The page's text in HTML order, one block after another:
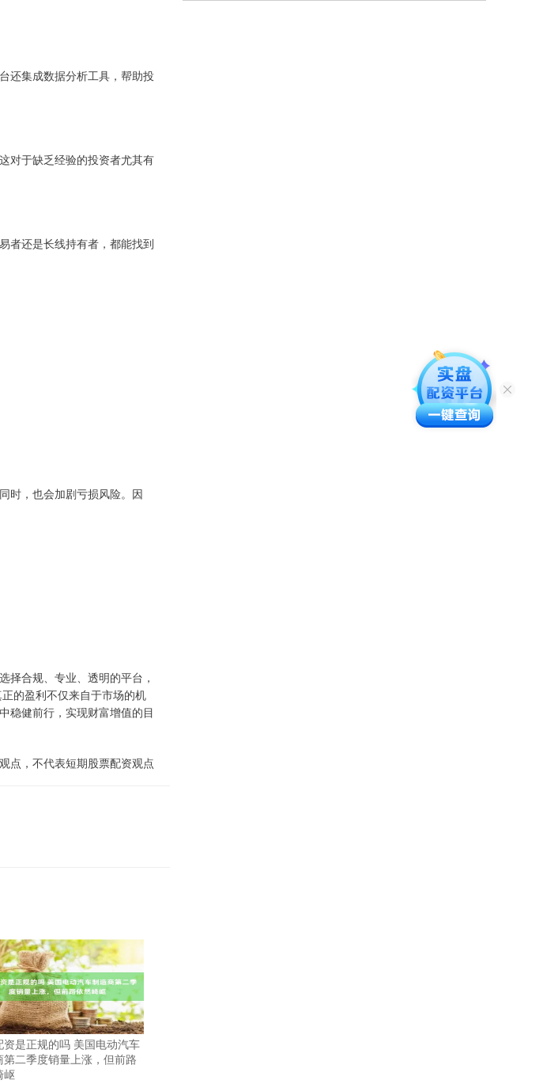
还集成数据分析工具，帮助投
对于缺乏经验的投资者尤其有
者还是长线持有者，都能找到
时，也会加剧亏损风险。因
择合规、专业、透明的平台，
的盈利不仅来自于市场的机
稳健前行，实现财富增值的目
点，不代表短期股票配资观点
资是正规的吗 美国电动汽车
第二季度销量上涨，但前路
岖